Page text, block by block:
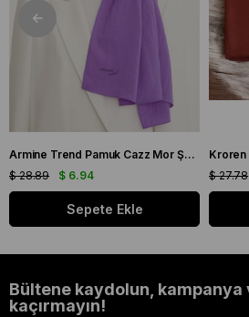
Armine Trend Pamuk Cazz Mor Şal 21210
$ 6.94
$ 28.89
Sepete Ekle
$ 27.78
Bültene kaydolun,
kaçırmayın!